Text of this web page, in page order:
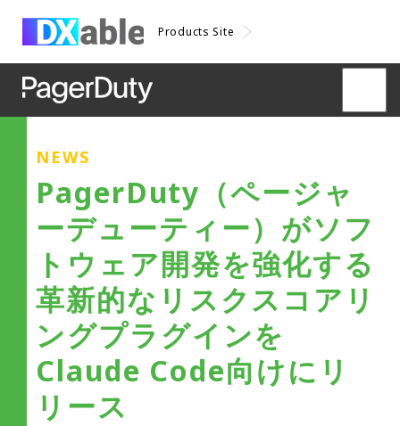
Products Site
NEWS
PagerDuty（ページャ
ーデューティー）がソフ
トウェア開発を強化する
革新的なリスクスコアリ
ングプラグインを
Claude Code向けにリ
リース